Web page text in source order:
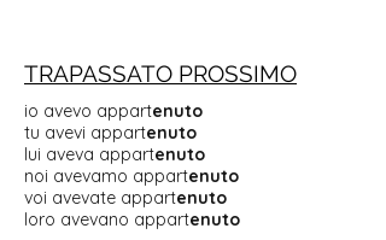
TRAPASSATO PROSSIMO
io avevo appartenuto
tu avevi appartenuto
lui aveva appartenuto
noi avevamo appartenuto
voi avevate appartenuto
loro avevano appartenuto